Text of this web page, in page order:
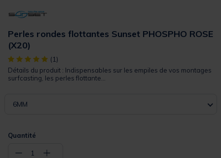
Perles rondes flottantes Sunset PHOSPHO ROSE
(X20)
[object Object] out of 5 Customer Rating
(1)
Détails du produit : Indispensables sur les empiles de vos montages
surfcasting, les perles flottante...
6MM
Quantité
− 1 +